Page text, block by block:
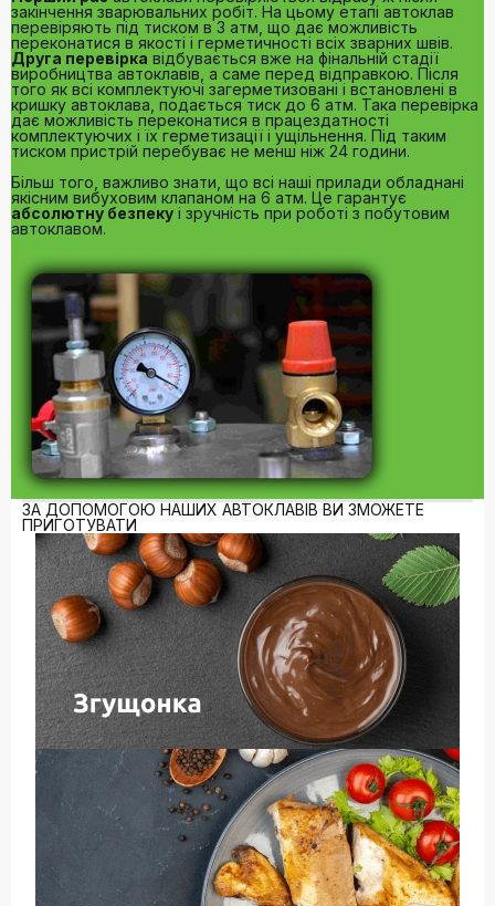
закінчення зварювальних робіт. На цьому етапі автоклав
перевіряють під тиском в 3 атм, що дає можливість
переконатися в якості і герметичності всіх зварних швів.
Друга перевірка відбувається вже на фінальній стадії
виробництва автоклавів, а саме перед відправкою. Після
того як всі комплектуючі загерметизовані і встановлені в
кришку автоклава, подається тиск до 6 атм. Така перевірка
дає можливість переконатися в працездатності
комплектуючих і їх герметизації і ущільнення. Під таким
тиском пристрій перебуває не менш ніж 24 години.
Більш того, важливо знати, що всі наші прилади обладнані
якісним вибуховим клапаном на 6 атм. Це гарантує
абсолютну безпеку і зручність при роботі з побутовим
автоклавом.
ЗА ДОПОМОГОЮ НАШИХ АВТОКЛАВІВ ВИ ЗМОЖЕТЕ
ПРИГОТУВАТИ